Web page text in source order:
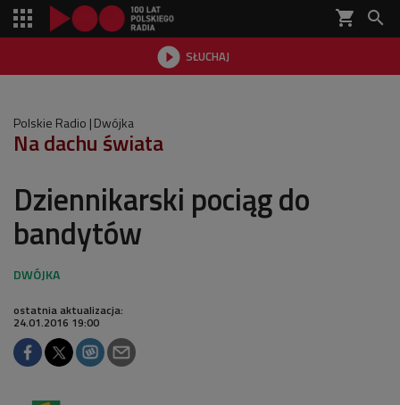
shopping_cart 
 SŁUCHAJ

Polskie Radio Dwójka
Na dachu świata
Dziennikarski pociąg do
bandytów
ostatnia aktualizacja:
24.01.2016 19:00